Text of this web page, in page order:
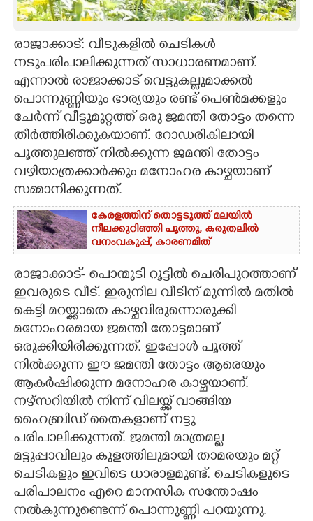
ASTRO
CARTOONS
LITERATURE
ZOOM
CONTACT US
രാജാക്കാട്: വീടുകളിൽ ചെടികൾ
നടുപരിപാലിക്കുന്നത് സാധാരണമാണ്.
എന്നാൽ രാജാക്കാട് വെട്ടുകല്ലുമാക്കൽ
പൊന്നുണ്ണിയും ഭാര്യയും രണ്ട് പെൺമക്കളും
ചേർന്ന് വീട്ടുമുറ്റത്ത് ഒരു ജമന്തി തോട്ടം തന്നെ
തീർത്തിരിക്കുകയാണ്. റോഡരികിലായി
പൂത്തുലഞ്ഞ് നിൽക്കുന്ന ജമന്തി തോട്ടം
വഴിയാത്രക്കാർക്കും മനോഹര കാഴ്ചയാണ്
സമ്മാനിക്കുന്നത്.
കേരളത്തിന് തൊട്ടടുത്ത് മലയിൽ
നീലക്കുറിഞ്ഞി പൂത്തു,​ കരുതലിൽ
വനംവകുപ്പ്,​ കാരണമിത്
രാജാക്കാട്- പൊന്മുടി റൂട്ടിൽ ചെരിപുറത്താണ്
ഇവരുടെ വീട്. ഇരുനില വീടിന് മുന്നിൽ മതിൽ
കെട്ടി മറയ്ക്കാതെ കാഴ്ചവിരുന്നൊരുക്കി
മനോഹരമായ ജമന്തി തോട്ടമാണ്
ഒരുക്കിയിരിക്കുന്നത്. ഇപ്പോൾ പൂത്ത്
നിൽക്കുന്ന ഈ ജമന്തി തോട്ടം ആരെയും
ആകർഷിക്കുന്ന മനോഹര കാഴ്ചയാണ്.
നഴ്സറിയിൽ നിന്ന് വിലയ്ക്ക് വാങ്ങിയ
ഹൈബ്രിഡ് തൈകളാണ് നട്ടു
പരിപാലിക്കുന്നത്. ജമന്തി മാത്രമല്ല
മട്ടുപ്പാവിലും കുളത്തിലുമായി താമരയും മറ്റ്
ചെടികളും ഇവിടെ ധാരാളമുണ്ട്. ചെടികളുടെ
പരിപാലനം എറെ മാനസിക സന്തോഷം
നൽകുന്നുണ്ടെന്ന് പൊന്നുണ്ണി പറയുന്നു.